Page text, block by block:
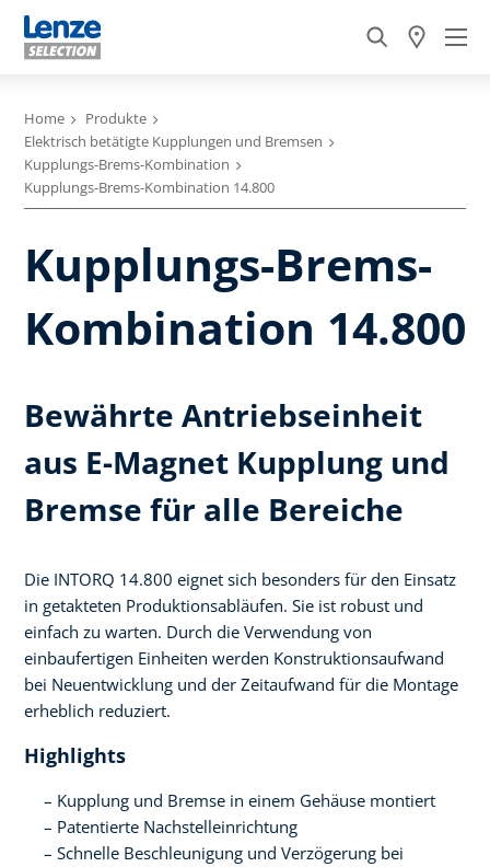
Home
Produkte
Elektrisch betätigte Kupplungen und Bremsen
Kupplungs-Brems-Kombination
Kupplungs-Brems-Kombination 14.800
Kupplungs-Brems-
Kombination 14.800
Bewährte Antriebseinheit
aus E-Magnet Kupplung und
Bremse für alle Bereiche
Die INTORQ 14.800 eignet sich besonders für den Einsatz
in getakteten Produktionsabläufen. Sie ist robust und
einfach zu warten. Durch die Verwendung von
einbaufertigen Einheiten werden Konstruktionsaufwand
bei Neuentwicklung und der Zeitaufwand für die Montage
erheblich reduziert.
Highlights
Kupplung und Bremse in einem Gehäuse montiert
Patentierte Nachstelleinrichtung
Schnelle Beschleunigung und Verzögerung bei